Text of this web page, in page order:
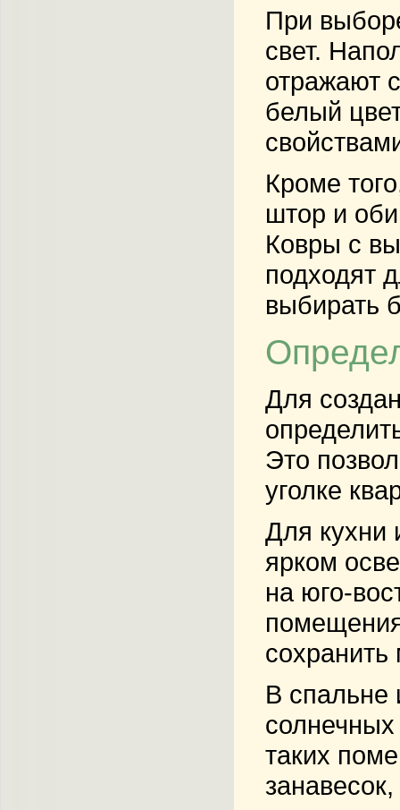
При
свет.
отражают
белый
Кроме
штор и
Ковры с
подходят
выбирать
Для
Это
уголке
Для кухни
ярком
на юго-
сохранить
В спальне
таких